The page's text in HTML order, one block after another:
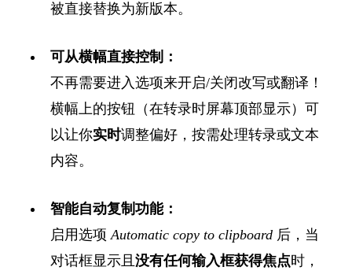
被直接替换为新版本。
可从横幅直接控制：
不再需要进入选项来开启/关闭改写或翻译！
横幅上的按钮（在转录时屏幕顶部显示）可
以让你实时调整偏好，按需处理转录或文本
内容。
智能自动复制功能：
启用选项Automatic copy to clipboard 后，当
对话框显示且 没有任何输入框获得焦点时，